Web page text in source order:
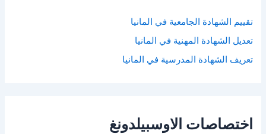
تقييم الشهادة الجامعية في المانيا
تعديل الشهادة المهنية في المانيا
تعريف الشهادة المدرسية في المانيا
اختصاصات الاوسبيلدونغ